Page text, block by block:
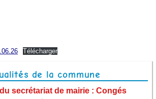
aménagement
Télécharger
de la commune
secrétariat de mairie : Congés